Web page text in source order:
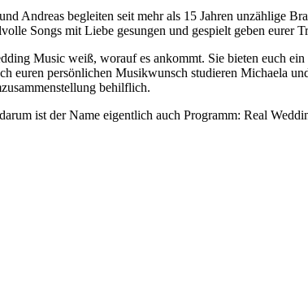
Andreas begleiten seit mehr als 15 Jahren unzählige
Songs mit Liebe gesungen und gespielt geben eurer
Music weiß, worauf es ankommt. Sie bieten euch
euren persönlichen Musikwunsch studieren Michaela
behilflich.
ist der Name eigentlich auch Programm: Real